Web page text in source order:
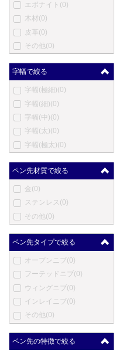
リ(0)
ジバンシー
グッチ (0)
ホールマーク
ハリー・ウィンストン(0)
エルメス(0)
英雄(0)
ハーシー(0)
伊東屋(0)
ジャン・ピエール・レピー
ヨルグ・イゼック
カンガルー
カヴェコ
(0)
コウコウボウ
クローネ(0)
ラレックス(0)
ラピタ(0)
マービートッド(0)
マスター(0)
エボナイト (0)
木材 (0)
皮革(0)
その他(0)
字幅で絞る
字幅(極細)(0)
字幅(細)(0)
字幅(中)(0)
字幅(太)(0)
字幅(極太)(0)
ペン先材質で絞る
金(0)
ステンレス (0)
その他(0)
ペン先タイプで絞る
オープンニブ(0)
フーテッドニブ(0)
ウィングニブ(0)
インレイニブ(0)
その他(0)
ペン先の特徴で絞る